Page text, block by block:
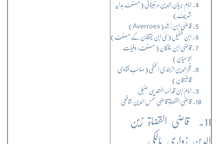
امام برہان الدین مَرغینانی (مصنف ہدایہ
شریف)
قاضی ابن رُشد (Averroes)
ابن طفیل (حیّ ابن یقظان کے مصنف)
قاضی ابن خلکان ( مصنف: وفیات
الاعیان)
فخرالدین ازجندی الحنفی (صاحبِ فتاویٰ
قاضیخان)
امام ابن قدامہ المقدسی حنبلی
قاضی القضاۃ قاضی شمس الدین شافعی
11. قاضی القضاۃ زین
الدین زواری مالکی